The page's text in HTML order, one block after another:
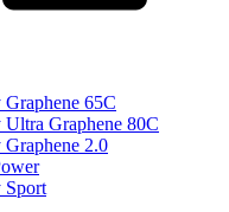
65C
Graphene 80C
2.0
Sport